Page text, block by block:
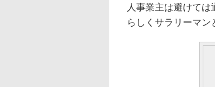
人事業主は避けて
らしくサラリーマン